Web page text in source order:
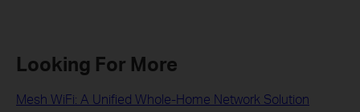
Looking For More
Mesh WiFi: A Unified Whole-Home Network Solution